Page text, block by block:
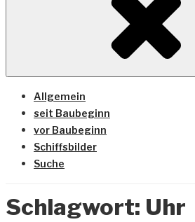
Allgemein
seit Baubeginn
vor Baubeginn
Schiffsbilder
Suche
Schlagwort: Uhr